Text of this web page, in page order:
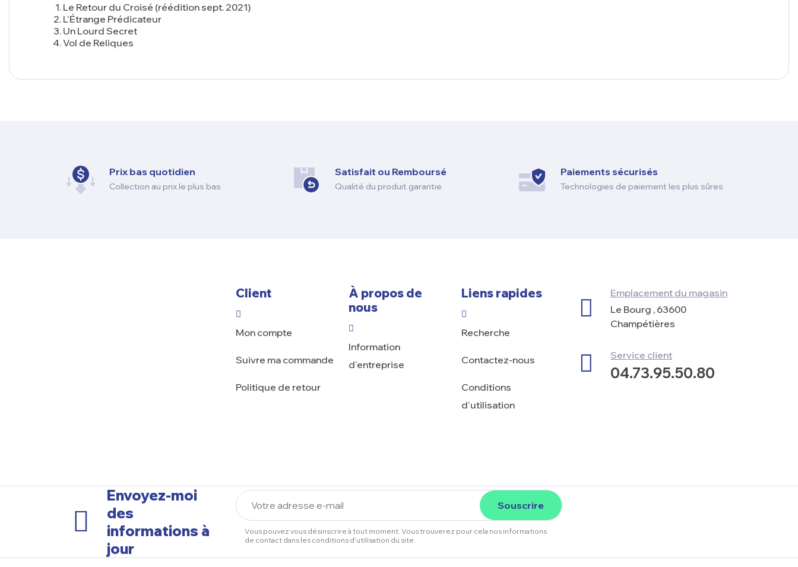
Le Retour du Croisé (réédition sept. 2021)
L'Étrange Prédicateur
Un Lourd Secret
Vol de Reliques
Prix ​​bas quotidien
Collection au prix le plus bas
Satisfait ou Remboursé
Qualité du produit garantie
Paiements sécurisés
Technologies de paiement les plus sûres
Client
Mon compte
Suivre ma commande
Politique de retour
À propos de
nous
Information
d'entreprise
Liens rapides
Recherche
Contactez-nous
Conditions
d'utilisation
Emplacement du magasin
Le Bourg , 63600
Champétières
Service client
04.73.95.50.80
Envoyez-moi
des
informations à
jour
Souscrire
Vous pouvez vous désinscrire à tout moment. Vous trouverez pour cela nos informations
de contact dans les conditions d'utilisation du site.